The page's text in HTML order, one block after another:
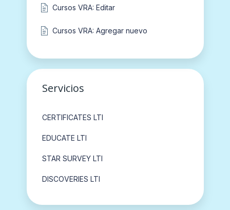
Servicios
CERTIFICATES LTI
EDUCATE LTI
STAR SURVEY LTI
DISCOVERIES LTI
Cursos VRA: Editar
Cursos VRA: Agregar nuevo